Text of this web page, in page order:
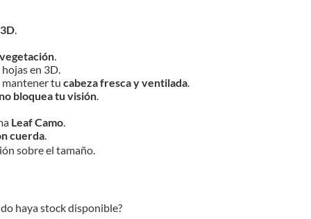
.
.
en 3D.
tu cabeza fresca y ventilada.
bloquea tu visión.
Leaf Camo.
cuerda.
sobre el tamaño.
haya stock disponible?